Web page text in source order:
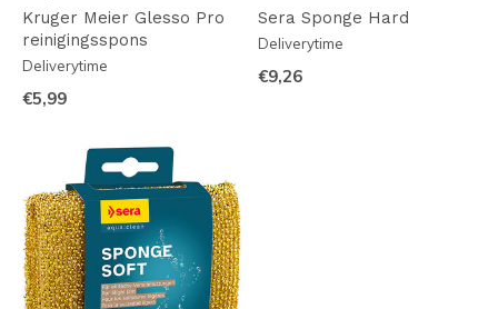
Kruger Meier Glesso Pro
reinigingsspons
Deliverytime
€5,99
Sera Sponge Hard
Deliverytime
€9,26